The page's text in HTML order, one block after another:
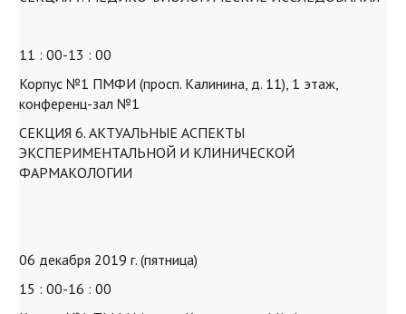
11 : 00-13 : 00
Корпус №1 ПМФИ (просп. Калинина, д. 11), 1 этаж,
конференц-зал №1
СЕКЦИЯ 6. АКТУАЛЬНЫЕ АСПЕКТЫ
ЭКСПЕРИМЕНТАЛЬНОЙ И КЛИНИЧЕСКОЙ
ФАРМАКОЛОГИИ
06 декабря 2019 г. (пятница)
15 : 00-16 : 00